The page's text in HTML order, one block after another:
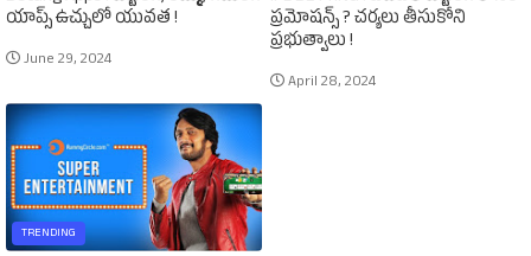
యాప్స్‌ ఉచ్చులో యువత !
June 29, 2024
ప్రమోషన్స్‌ ? చర్యలు తీసుకోని
ప్రభుత్వాలు !
April 28, 2024
TRENDING